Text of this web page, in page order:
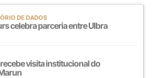
DE DADOS
celebra parceria entre Ulbra
visita institucional do